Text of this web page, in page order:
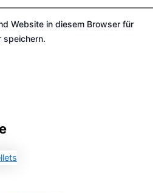
Website in diesem Browser für
speichern.